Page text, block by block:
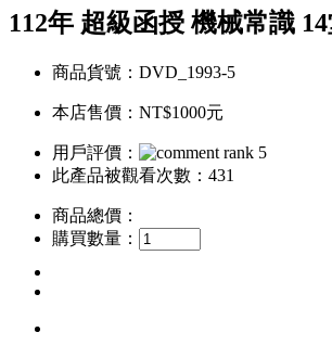
112年 超級函授 機械常識
商品貨號：DVD_1993-5
本店售價： NT$1000元
用戶評價：
此產品被觀看次數：431
商品總價：
購買數量：